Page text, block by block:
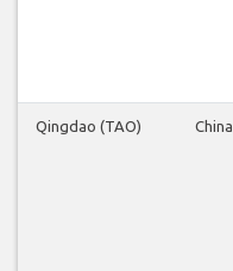
Qingdao (TAO) China